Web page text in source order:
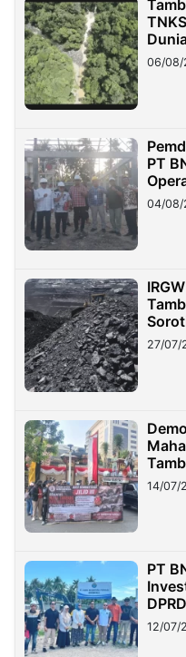
06/08/
PT
04/08/
27/07/
14/07/
PT
12/07/